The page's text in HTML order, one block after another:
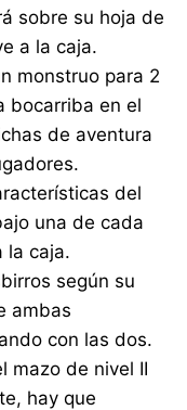
sobre su hoja de
a la caja.
monstruo para 2
bocarriba en el
de aventura
del
una de cada
la caja.
según su
ambas
con las dos.
mazo de nivel II
hay que